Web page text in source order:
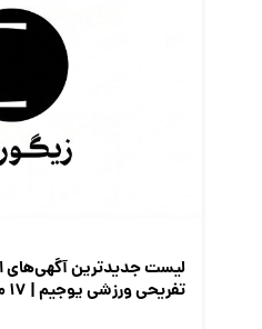
لیست جدیدترین آگهی‌های
تفریحی ورزشی یوجیم | ۱۷ مرداد ۱۴۰۵